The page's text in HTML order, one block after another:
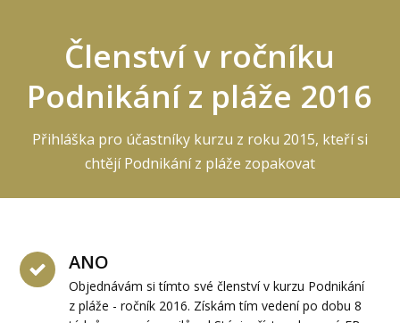
Členství v ročníku
Podnikání z pláže 2016
Přihláška pro účastníky kurzu z roku 2015, kteří si
chtějí Podnikání z pláže zopakovat
ANO
Objednávám si tímto své členství v kurzu Podnikání
z pláže - ročník 2016. Získám tím vedení po dobu 8